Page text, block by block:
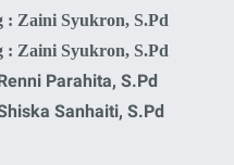
: Zaini Syukron, S.Pd
: Zaini Syukron, S.Pd
Parahita, S.Pd
Sanhaiti, S.Pd